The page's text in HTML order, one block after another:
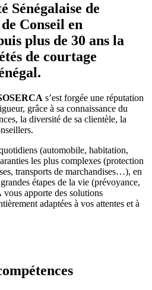
Sénégalaise de
Conseil en
plus de 30 ans la
de courtage
s’est forgée une réputation
grâce à sa connaissance du
la diversité de sa clientèle, la
(automobile, habitation,
les plus complexes (protection
transports de marchandises…), en
étapes de la vie (prévoyance,
vous apporte des solutions
adaptées à vos attentes et à